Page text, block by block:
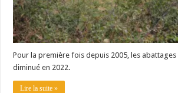
Pour la première fois depuis 2005, les
diminué en 2022.
Lire la suite »